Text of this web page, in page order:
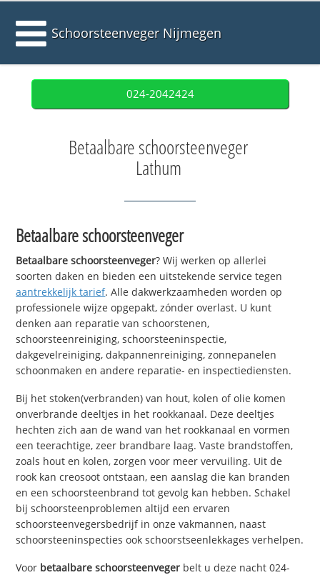
Schoorsteenveger Nijmegen
024-2042424
Betaalbare schoorsteenveger
Lathum
Betaalbare schoorsteenveger
Betaalbare schoorsteenveger? Wij werken op allerlei
soorten daken en bieden een uitstekende service tegen
aantrekkelijk tarief. Alle dakwerkzaamheden worden op
professionele wijze opgepakt, zónder overlast. U kunt
denken aan reparatie van schoorstenen,
schoorsteenreiniging, schoorsteeninspectie,
dakgevelreiniging, dakpannenreiniging, zonnepanelen
schoonmaken en andere reparatie- en inspectiediensten.
Bij het stoken(verbranden) van hout, kolen of olie komen
onverbrande deeltjes in het rookkanaal. Deze deeltjes
hechten zich aan de wand van het rookkanaal en vormen
een teerachtige, zeer brandbare laag. Vaste brandstoffen,
zoals hout en kolen, zorgen voor meer vervuiling. Uit de
rook kan creosoot ontstaan, een aanslag die kan branden
en een schoorsteenbrand tot gevolg kan hebben. Schakel
bij schoorsteenproblemen altijd een ervaren
schoorsteenvegersbedrijf in onze vakmannen, naast
schoorsteeninspecties ook schoorstseenlekkages verhelpen.
Voor betaalbare schoorsteenveger belt u deze nacht 024-